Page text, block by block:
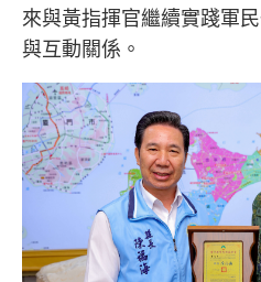
來與黃指揮官繼續實踐軍
與互動關係。